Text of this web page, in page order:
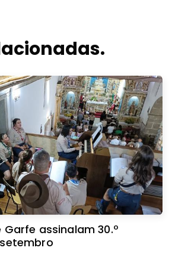
Garfe assinalam 30.º